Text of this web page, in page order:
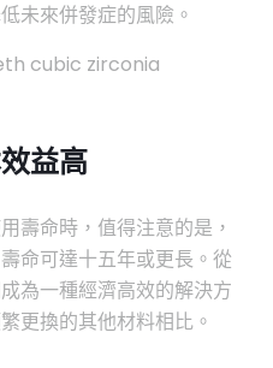
未來併發症的風險。
益高
壽命時，值得注意的是，
命可達十五年或更長。從
為一種經濟高效的解決方
更換的其他材料相比。